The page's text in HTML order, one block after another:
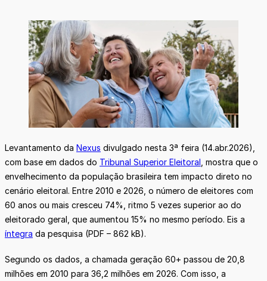
Levantamento da Nexus divulgado nesta 3ª feira (14.abr.2026),
com base em dados do Tribunal Superior Eleitoral , mostra que o
envelhecimento da população brasileira tem impacto direto no
cenário eleitoral. Entre 2010 e 2026, o número de eleitores com
60 anos ou mais cresceu 74%, ritmo 5 vezes superior ao do
eleitorado geral, que aumentou 15% no mesmo período. Eis a
íntegra da pesquisa (PDF – 862 kB).
Segundo os dados, a chamada geração 60+ passou de 20,8
milhões em 2010 para 36,2 milhões em 2026. Com isso, a